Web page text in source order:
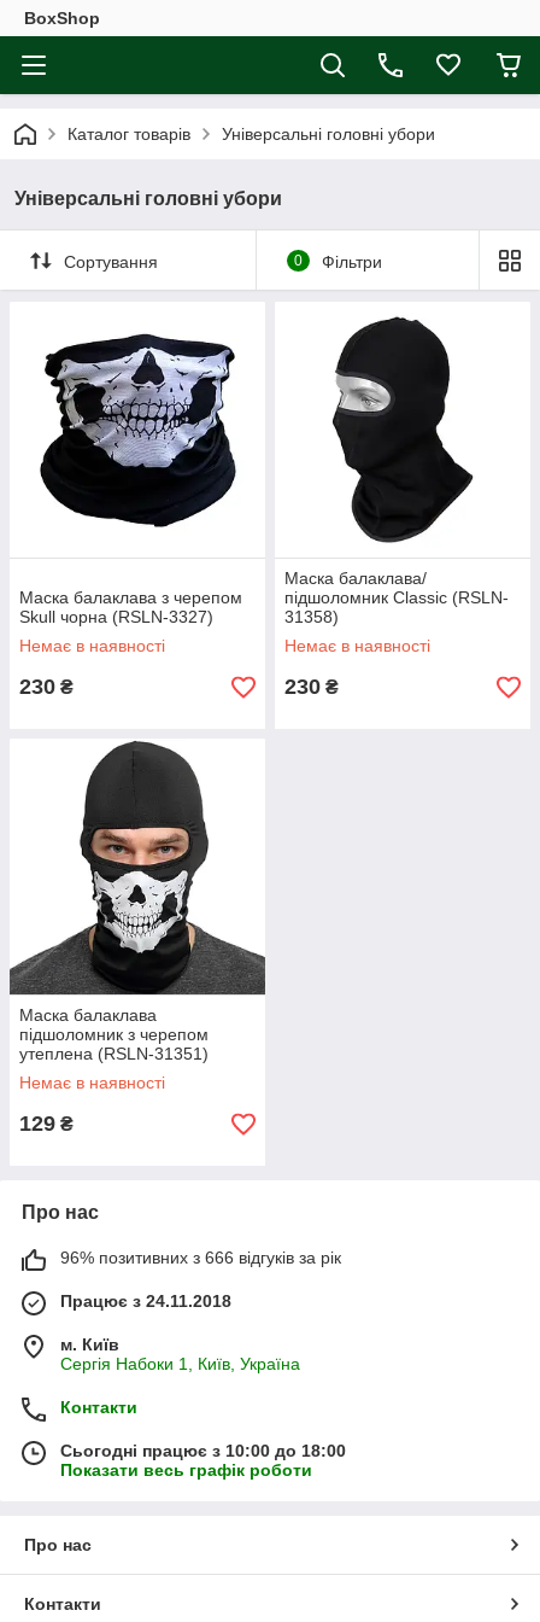
BoxShop
Каталог товарів Універсальні головні убори
Універсальні головні убори
Сортування 0 Фільтри
Маска балаклава з черепом
Skull чорна (RSLN-3327)
Немає в наявності
230 ₴
Маска балаклава/
підшоломник Classic (RSLN-
31358)
Немає в наявності
230 ₴
Маска балаклава
підшоломник з черепом
утеплена (RSLN-31351)
Немає в наявності
129 ₴
Про нас
96% позитивних з 666 відгуків за рік
Працює з 24.11.2018
м. Київ
Сергія Набоки 1, Київ, Україна
Контакти
Сьогодні працює з 10:00 до 18:00
Показати весь графік роботи
Про нас
Контакти